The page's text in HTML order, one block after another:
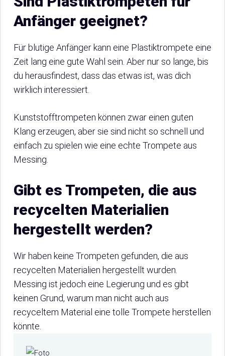
Anfänger geeignet?
Für blutige Anfänger kann eine Plastiktrompete eine
Zeit lang eine gute Wahl sein. Aber nur so lange, bis
du herausfindest, dass das etwas ist, was dich
wirklich interessiert.
Kunststofftrompeten können zwar einen guten
Klang erzeugen, aber sie sind nicht so schnell und
einfach zu spielen wie eine echte Trompete aus
Messing.
Gibt es Trompeten, die aus
recycelten Materialien
hergestellt werden?
Wir haben keine Trompeten gefunden, die aus
recycelten Materialien hergestellt wurden.
Messing ist jedoch eine Legierung und es gibt
keinen Grund, warum man nicht auch aus
recyceltem Material eine tolle Trompete herstellen
könnte.